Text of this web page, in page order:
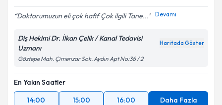
Doktorumuzun eli çok hafif Çok ilgili Tane... Devamı
Diş Hekimi Dr. İlkan Çelik / Kanal Tedavisi
Uzmanı
Haritada Göster
Göztepe Mah. Çimenzar Sok. Aydın Apt No:36 / 2
En Yakın Saatler
14:00
15:00 16:00 Daha Fazla